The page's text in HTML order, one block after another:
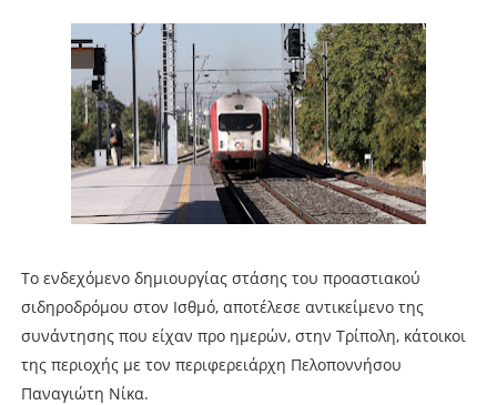
Το ενδεχόμενο δημιουργίας στάσης του προαστιακού
σιδηροδρόμου στον Ισθμό, αποτέλεσε αντικείμενο της
συνάντησης που είχαν προ ημερών, στην Τρίπολη, κάτοικοι
της περιοχής με τον περιφερειάρχη Πελοποννήσου
Παναγιώτη Νίκα.